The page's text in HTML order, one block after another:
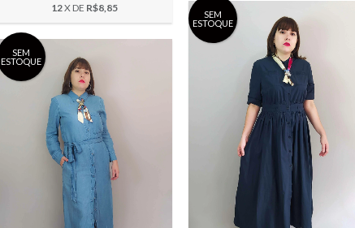
12X DE R$8,85
SEM
ESTOQUE
SEM
ESTOQUE